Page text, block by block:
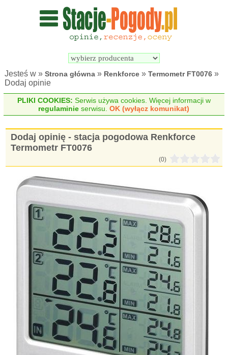
Wyszukiwarka
pogodowych
Jesteś w »Strona główna » Renkforce »Termometr FT0076 »
Dodaj opinie
PLIKI COOKIES: Serwis używa cookies. Więcej informacji w
regulaminie serwisu.OK (wyłącz komunikat)
Dodaj opinię - stacja pogodowa Renkforce
Termometr FT0076
(0)